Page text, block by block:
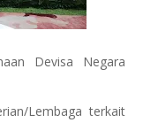
Devisa Negara
Lembaga terkait